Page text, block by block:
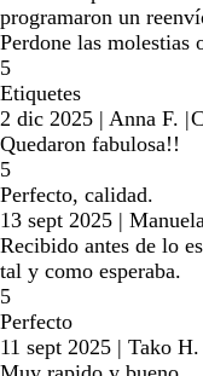
programaron un
Perdone las molestias
5
Etiquetes
2 dic 2025 | Anna F. |
Quedaron fabulosa!!
5
Perfecto, calidad.
13 sept 2025 |
Recibido antes de lo
tal y como esperaba.
5
Perfecto
11 sept 2025 | Tako H.